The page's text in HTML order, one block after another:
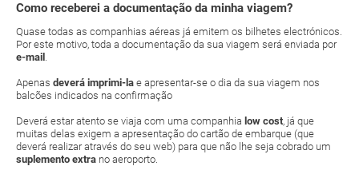
Como receberei a documentação da minha viagem?
Quase todas as companhias aéreas já emitem os bilhetes electrónicos.
Por este motivo, toda a documentação da sua viagem será enviada por
e-mail .
Apenas deverá imprimi-la e apresentar-se o dia da sua viagem nos
balcões indicados na confirmação
Deverá estar atento se viaja com uma companhia low cost, já que
muitas delas exigem a apresentação do cartão de embarque (que
deverá realizar através do seu web) para que não lhe seja cobrado um
suplemento extra no aeroporto.